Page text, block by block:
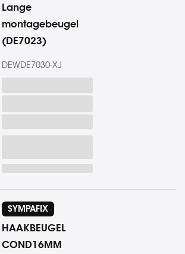
Lange
montagebeugel
(DE7023)
DEWDE7030-XJ
SYMPAFIX
HAAKBEUGEL
COND16MM